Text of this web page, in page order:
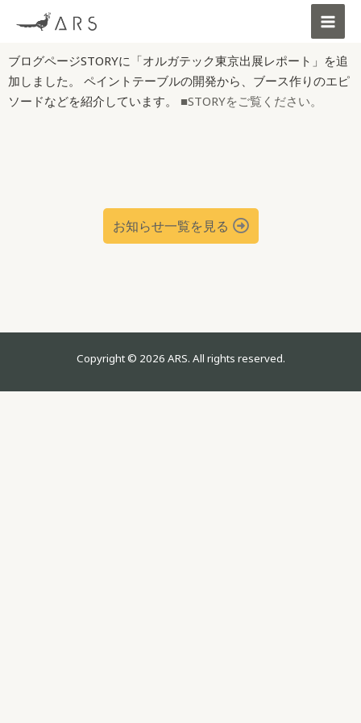
ブログページSTORYに「オルガテック東京出展レポート」を追
加しました。 ペイントテーブルの開発から、ブース作りのエピ
ソードなどを紹介しています。 ■STORYをご覧ください。
お知らせ一覧を見る
Copyright © 2026 ARS. All rights reserved.